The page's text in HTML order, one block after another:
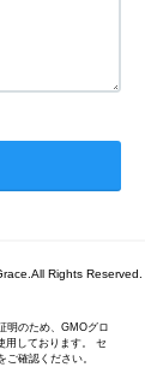
Rights Reserved.
明のため、GMOグロ
用しております。 セ
確認ください。